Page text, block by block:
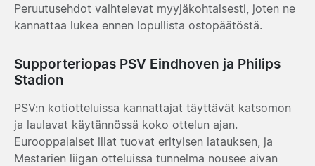
Peruutusehdot vaihtelevat myyjäkohtaisesti, joten ne
kannattaa lukea ennen lopullista ostopäätöstä.
Supporteriopas PSV Eindhoven ja Philips
Stadion
PSV:n kotiotteluissa kannattajat täyttävät katsomon
ja laulavat käytännössä koko ottelun ajan.
Eurooppalaiset illat tuovat erityisen latauksen, ja
Mestarien liigan otteluissa tunnelma nousee aivan